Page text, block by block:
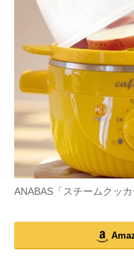
ANABAS「スチームクッカ